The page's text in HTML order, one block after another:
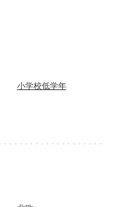
小学校低学年